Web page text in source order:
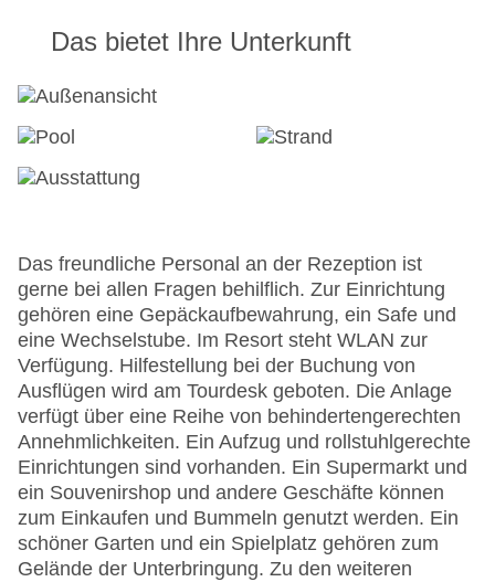
Das bietet Ihre Unterkunft
Das freundliche Personal an der Rezeption ist
gerne bei allen Fragen behilflich. Zur Einrichtung
gehören eine Gepäckaufbewahrung, ein Safe und
eine Wechselstube. Im Resort steht WLAN zur
Verfügung. Hilfestellung bei der Buchung von
Ausflügen wird am Tourdesk geboten. Die Anlage
verfügt über eine Reihe von behindertengerechten
Annehmlichkeiten. Ein Aufzug und rollstuhlgerechte
Einrichtungen sind vorhanden. Ein Supermarkt und
ein Souvenirshop und andere Geschäfte können
zum Einkaufen und Bummeln genutzt werden. Ein
schöner Garten und ein Spielplatz gehören zum
Gelände der Unterbringung. Zu den weiteren